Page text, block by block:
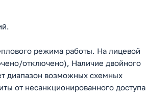
режима работы. На лицевой
отключено), Наличие двойного
диапазон возможных схемных
от несанкционированного доступа